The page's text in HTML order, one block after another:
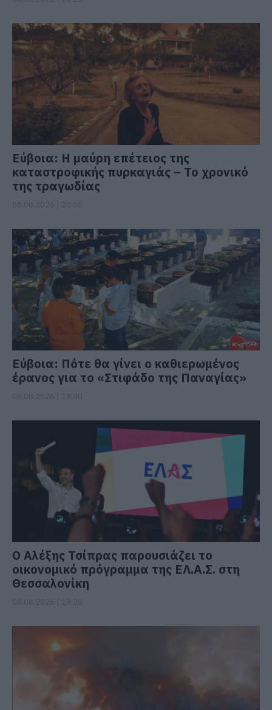
Εύβοια: Η μαύρη επέτειος της
καταστροφικής πυρκαγιάς – Το χρονικό
της τραγωδίας
Εύβοια: Πότε θα γίνει ο καθιερωμένος
έρανος για το «Στιφάδο της Παναγίας»
Ο Αλέξης Τσίπρας παρουσιάζει το
οικονομικό πρόγραμμα της ΕΛ.Α.Σ. στη
Θεσσαλονίκη